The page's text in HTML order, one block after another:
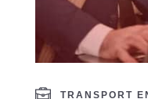
TRANSPORT